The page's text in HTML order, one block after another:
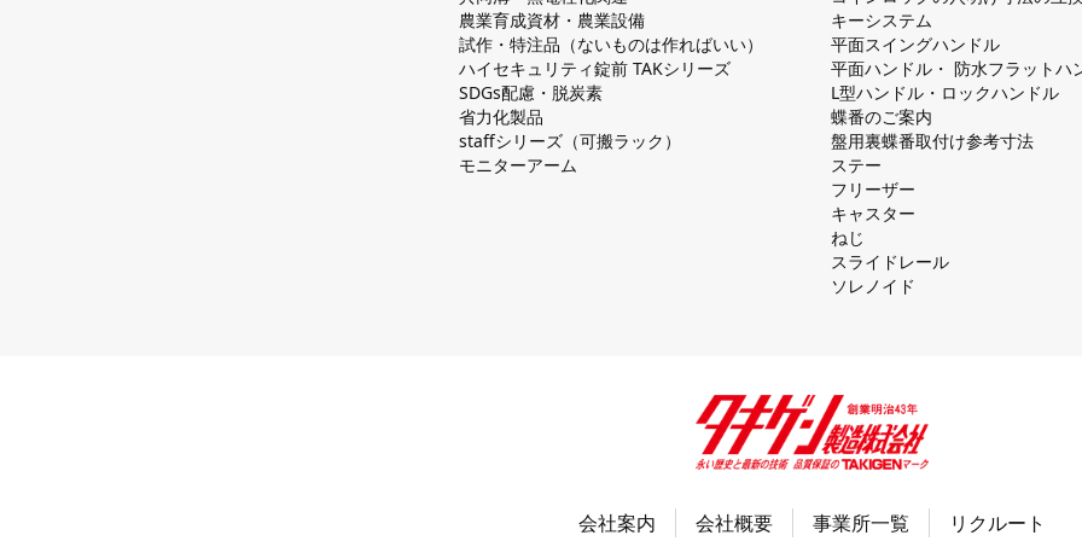
農業育成資材・農業設備
試作・特注品（ないものは作ればいい）
ハイセキュリティ錠前 TAKシリーズ
SDGs配慮・脱炭素
省力化製品
staffシリーズ（可搬ラック）
モニターアーム
キーシステム
平⾯スイングハンドル
平⾯ハンドル・ 防⽔フラットハ
L型ハンドル・ロックハンドル
蝶番のご案内
盤⽤裏蝶番取付け参考⼨法
ステー
フリーザー
キャスター
ねじ
スライドレール
ソレノイド
会社案内 会社概要 事業所一覧 リクルート